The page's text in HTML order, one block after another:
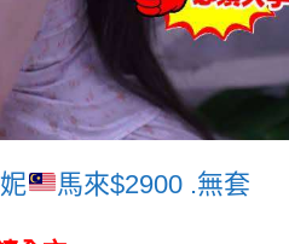
馬來$2900 .無套